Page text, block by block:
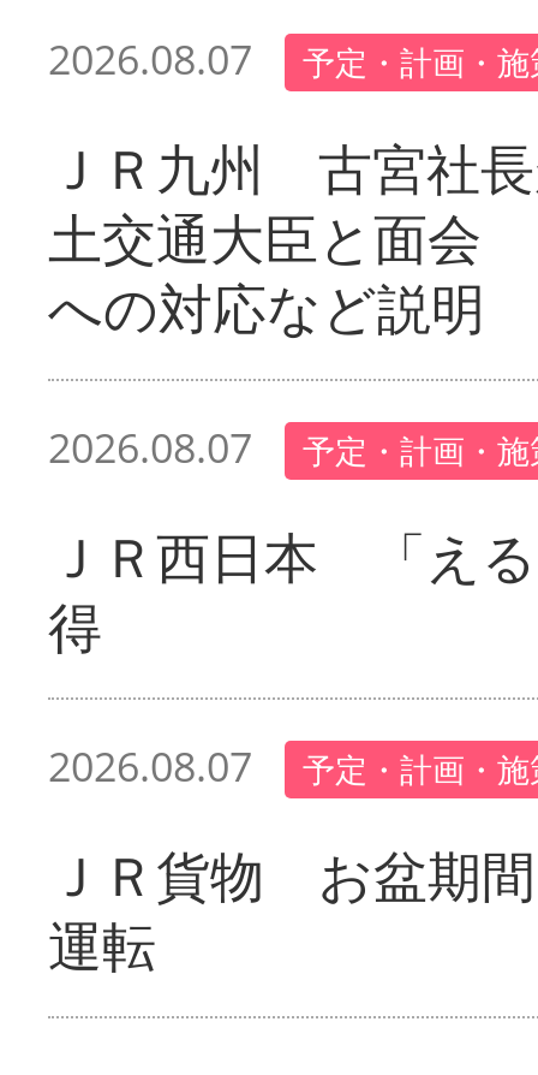
2026.08.07 予定・計画・
ＪＲ九州 古宮社
土交通大臣と面会
への対応など説明
2026.08.07 予定・計画・
ＪＲ西日本 「え
得
2026.08.07 予定・計画・
ＪＲ貨物 お盆期
運転